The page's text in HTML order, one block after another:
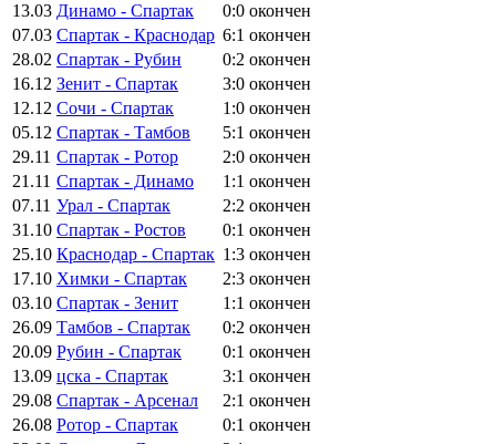
13.03 Динамо - Спартак 0:0 окончен
07.03 Спартак - Краснодар 6:1 окончен
28.02 Спартак - Рубин 0:2 окончен
16.12 Зенит - Спартак 3:0 окончен
12.12 Сочи - Спартак 1:0 окончен
05.12 Спартак - Тамбов 5:1 окончен
29.11 Спартак - Ротор 2:0 окончен
21.11 Спартак - Динамо 1:1 окончен
07.11 Урал - Спартак 2:2 окончен
31.10 Спартак - Ростов 0:1 окончен
25.10 Краснодар - Спартак 1:3 окончен
17.10 Химки - Спартак 2:3 окончен
03.10 Спартак - Зенит 1:1 окончен
26.09 Тамбов - Спартак 0:2 окончен
20.09 Рубин - Спартак 0:1 окончен
13.09 цска - Спартак 3:1 окончен
29.08 Спартак - Арсенал 2:1 окончен
26.08 Ротор - Спартак 0:1 окончен